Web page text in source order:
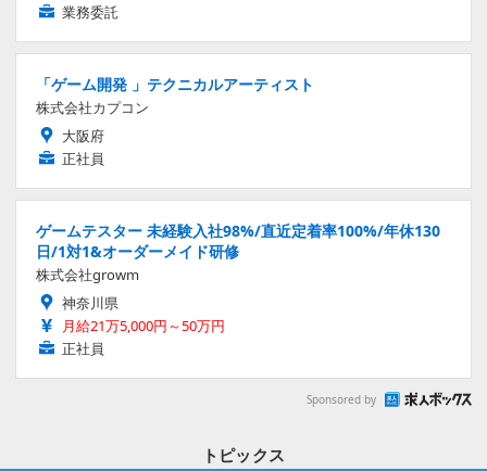
業務委託
「ゲーム開発 」テクニカルアーティスト
株式会社カプコン
大阪府
正社員
ゲームテスター 未経験入社98%/直近定着率100%/年休130
日/1対1&オーダーメイド研修
株式会社growm
神奈川県
月給21万5,000円～50万円
正社員
Sponsored by
トピックス